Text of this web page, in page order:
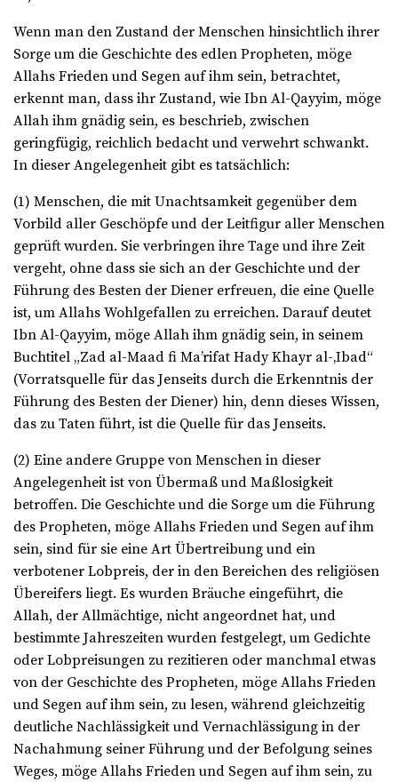
Wenn man den Zustand der Menschen hinsichtlich ihrer
Sorge um die Geschichte des edlen Propheten, möge
Allahs Frieden und Segen auf ihm sein, betrachtet,
erkennt man, dass ihr Zustand, wie Ibn Al-Qayyim, möge
Allah ihm gnädig sein, es beschrieb, zwischen
geringfügig, reichlich bedacht und verwehrt schwankt.
In dieser Angelegenheit gibt es tatsächlich:
(1) Menschen, die mit Unachtsamkeit gegenüber dem
Vorbild aller Geschöpfe und der Leitfigur aller Menschen
geprüft wurden. Sie verbringen ihre Tage und ihre Zeit
vergeht, ohne dass sie sich an der Geschichte und der
Führung des Besten der Diener erfreuen, die eine Quelle
ist, um Allahs Wohlgefallen zu erreichen. Darauf deutet
Ibn Al-Qayyim, möge Allah ihm gnädig sein, in seinem
Buchtitel „Zad al-Maad fi Ma’rifat Hady Khayr al-‚Ibad“
(Vorratsquelle für das Jenseits durch die Erkenntnis der
Führung des Besten der Diener) hin, denn dieses Wissen,
das zu Taten führt, ist die Quelle für das Jenseits.
(2) Eine andere Gruppe von Menschen in dieser
Angelegenheit ist von Übermaß und Maßlosigkeit
betroffen. Die Geschichte und die Sorge um die Führung
des Propheten, möge Allahs Frieden und Segen auf ihm
sein, sind für sie eine Art Übertreibung und ein
verbotener Lobpreis, der in den Bereichen des religiösen
Übereifers liegt. Es wurden Bräuche eingeführt, die
Allah, der Allmächtige, nicht angeordnet hat, und
bestimmte Jahreszeiten wurden festgelegt, um Gedichte
oder Lobpreisungen zu rezitieren oder manchmal etwas
von der Geschichte des Propheten, möge Allahs Frieden
und Segen auf ihm sein, zu lesen, während gleichzeitig
deutliche Nachlässigkeit und Vernachlässigung in der
Nachahmung seiner Führung und der Befolgung seines
Weges, möge Allahs Frieden und Segen auf ihm sein, zu